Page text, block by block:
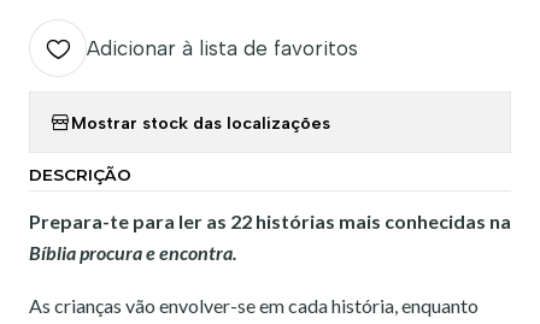
Adicionar à lista de favoritos
Mostrar stock das localizações
DESCRIÇÃO
Prepara-te para ler as 22 histórias mais conhecidas na
Bíblia procura e encontra.
As crianças vão envolver-se em cada história, enquanto